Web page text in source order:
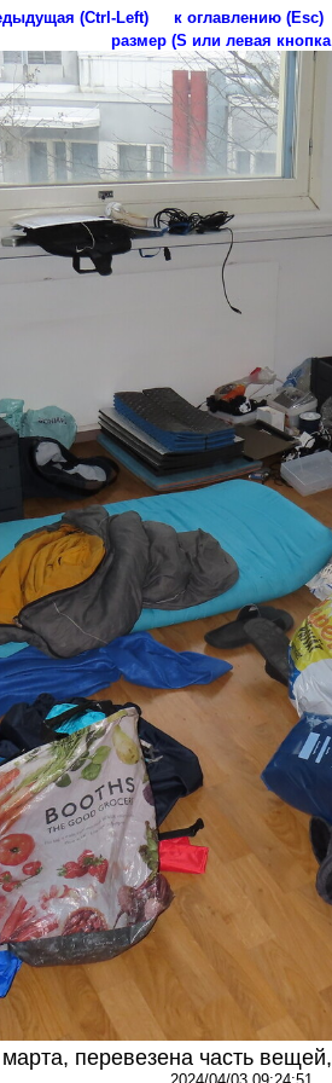
(Ctrl-Left) к оглавлению (Esc)
размер (S или левая
перевезена часть